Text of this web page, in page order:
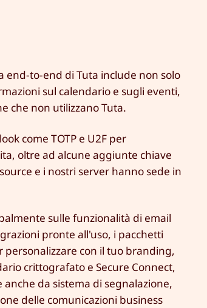
end-to-end di Tuta include non solo
sul calendario e sugli eventi,
che non utilizzano Tuta.
come TOTP e U2F per
oltre ad alcune aggiunte chiave
e i nostri server hanno sede in
sulle funzionalità di email
pronte all'uso, i pacchetti
con il tuo branding,
crittografato e Secure Connect,
da sistema di segnalazione,
delle comunicazioni business